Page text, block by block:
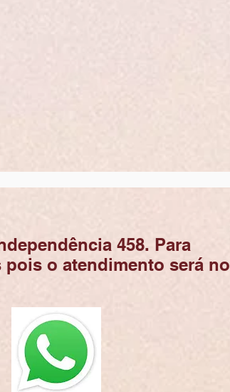
458. Para
o atendimento será no